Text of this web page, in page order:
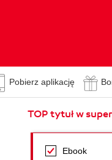
Pobierz aplikację
TOP tytuł w
Ebook